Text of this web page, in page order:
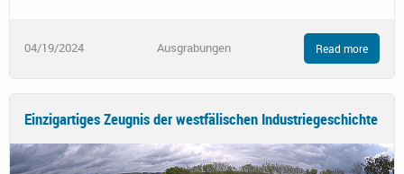
04/19/2024 Ausgrabungen Read more
Einzigartiges Zeugnis der westfälischen Industriegeschichte